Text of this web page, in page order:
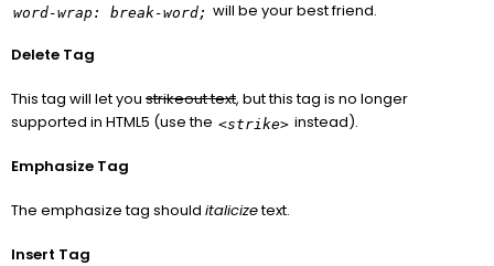
word-wrap: break-word; will be your best friend.
Delete Tag
This tag will let you strikeout text, but this tag is no longer
supported in HTML5 (use the <strike> instead).
Emphasize Tag
The emphasize tag should italicizetext.
Insert Tag